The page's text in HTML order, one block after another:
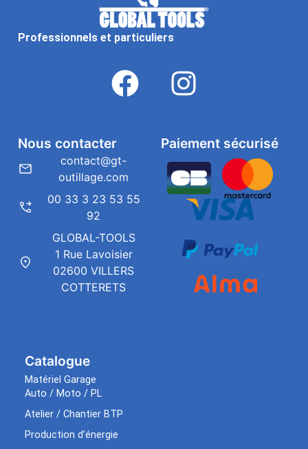
Professionnels et particuliers
Catalogue
Matériel Garage
Auto / Moto / PL
Atelier / Chantier BTP
Production d’énergie
Paiement sécurisé
Nous contacter
contact@gt-
outillage.com
00 33 3 23 53 55
92
GLOBAL-TOOLS
1 Rue Lavoisier
02600 VILLERS
COTTERETS